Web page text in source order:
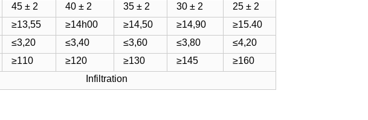
45 ± 2 40 ± 2 35 ± 2 30 ± 2
25 ± 2
≥13,55 ≥14h00 ≥14,50 ≥14,90
≥15.40
≤3,20 ≤3,40 ≤3,60 ≤3,80
≤4,20
≥110 ≥120 ≥130 ≥145
≥160
Infiltration